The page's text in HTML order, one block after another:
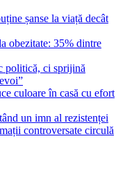
șanse la viață decât
obezitate: 35% dintre
politică, ci sprijină
culoare în casă cu efort
un imn al rezistenței
controversate circulă